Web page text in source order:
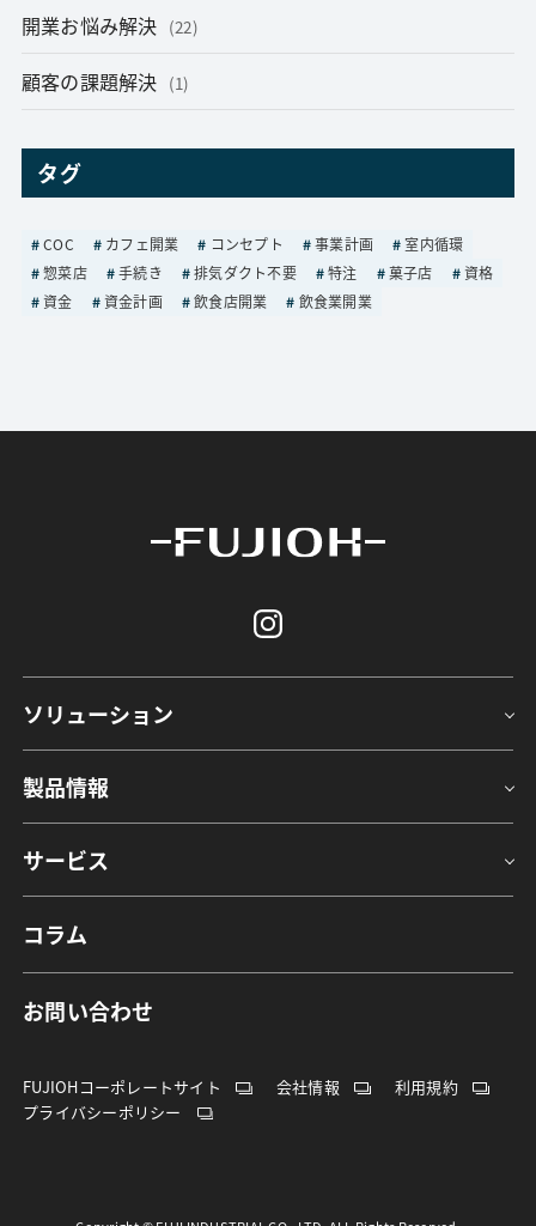
開業お悩み解決 (22)
顧客の課題解決 (1)
タグ
COC カフェ開業 コンセプト 事業計画
室内循環
惣菜店
手続き 排気ダクト不要 特注 菓子店
資格
資金
資金計画 飲食店開業 飲食業開業
ソリューション
製品情報
サービス
コラム
お問い合わせ
FUJIOHコーポレートサイト 会社情報
利用規約
プライバシーポリシー